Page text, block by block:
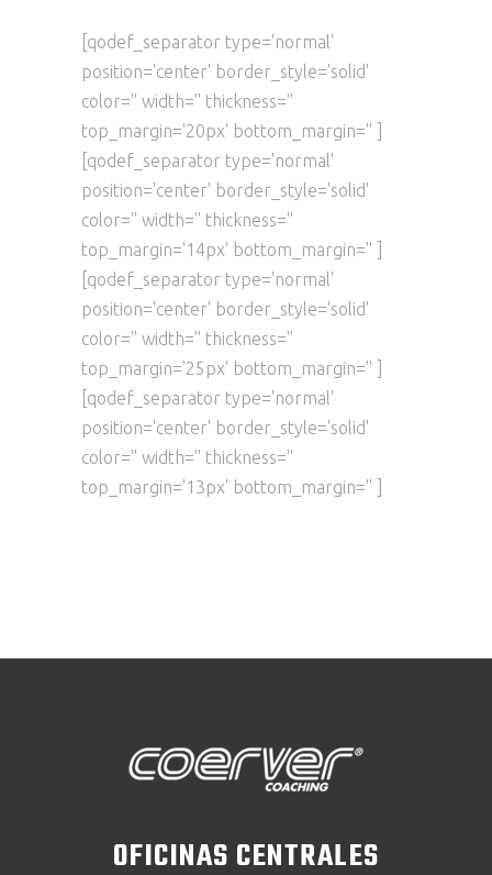
[qodef_separator type='normal'
position='center' border_style='solid'
color='' width='' thickness=''
top_margin='20px' bottom_margin='' ]
[qodef_separator type='normal'
position='center' border_style='solid'
color='' width='' thickness=''
top_margin='14px' bottom_margin='' ]
[qodef_separator type='normal'
position='center' border_style='solid'
color='' width='' thickness=''
top_margin='25px' bottom_margin='' ]
[qodef_separator type='normal'
position='center' border_style='solid'
color='' width='' thickness=''
top_margin='13px' bottom_margin='' ]
OFICINAS CENTRALES